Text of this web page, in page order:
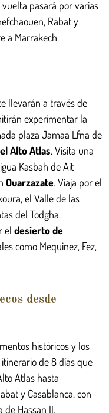
pasará por varias
Rabat y
a Marrakech.
llevarán a través de
experimentar la
plaza Jamaa Lfna de
Alto Atlas. Visita una
Kasbah de Ait
Ouarzazate. Viaja por el
el Valle de las
del Todgha.
el desierto de
como Mequinez, Fez,
desde
históricos y los
de 8 días que
Atlas hasta
y Casablanca, con
Hassan II.